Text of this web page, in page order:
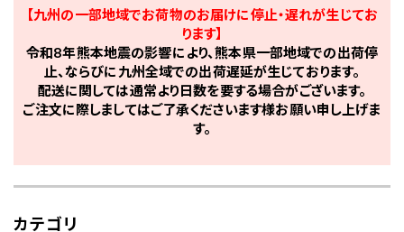
【九州の一部地域でお荷物のお届けに停止・遅れが生じてお
ります】
令和8年熊本地震の影響により、熊本県一部地域での出荷停
止、ならびに九州全域での出荷遅延が生じております。
配送に関しては通常より日数を要する場合がございます。
ご注文に際しましてはご了承くださいます様お願い申し上げま
す。
カテゴリ